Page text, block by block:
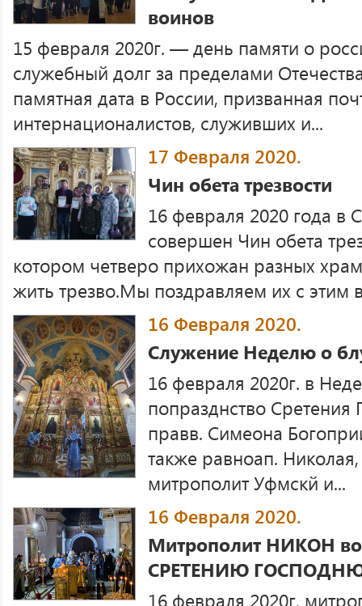
воинов
15 февраля 2020г. — день памяти о
служебный долг за пределами
памятная дата в России, призванная
интернационалистов, служивших и...
17 Февраля 2020.
Чин обета трезвости
16 февраля 2020 года в
совершен Чин обета
котором четверо прихожан разных
жить трезво.Мы поздравляем их с
16 Февраля 2020.
Служение Неделю о
16 февраля 2020г. в
попразднство Сретения
правв. Симеона
также равноап.
митрополит Уфмскй и...
16 Февраля 2020.
Митрополит НИКОН
СРЕТЕНИЮ
16 февраля 2020г.